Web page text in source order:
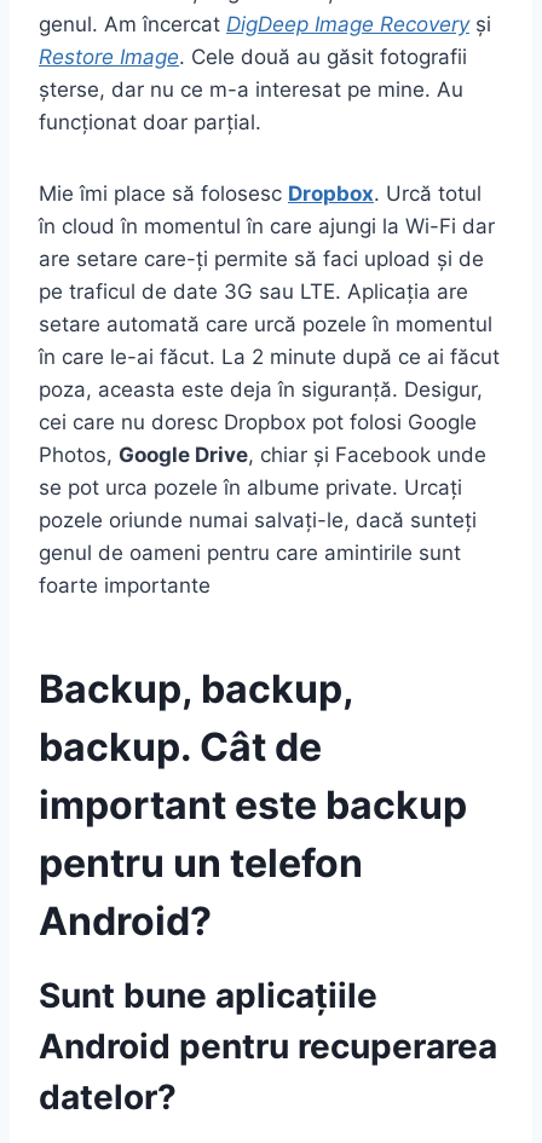
genul. Am încercat DigDeep Image Recoveryși
Restore Image. Cele două au găsit fotografii
șterse, dar nu ce m-a interesat pe mine. Au
funcționat doar parțial.
Mie îmi place să folosesc Dropbox. Urcă totul
în cloud în momentul în care ajungi la Wi-Fi dar
are setare care-ți permite să faci upload și de
pe traficul de date 3G sau LTE. Aplicația are
setare automată care urcă pozele în momentul
în care le-ai făcut. La 2 minute după ce ai făcut
poza, aceasta este deja în siguranță. Desigur,
cei care nu doresc Dropbox pot folosi Google
Photos, Google Drive, chiar și Facebook unde
se pot urca pozele în albume private. Urcați
pozele oriunde numai salvați-le, dacă sunteți
genul de oameni pentru care amintirile sunt
foarte importante
Backup, backup,
backup. Cât de
important este backup
pentru un telefon
Android?
Sunt bune aplicațiile
Android pentru recuperarea
datelor?